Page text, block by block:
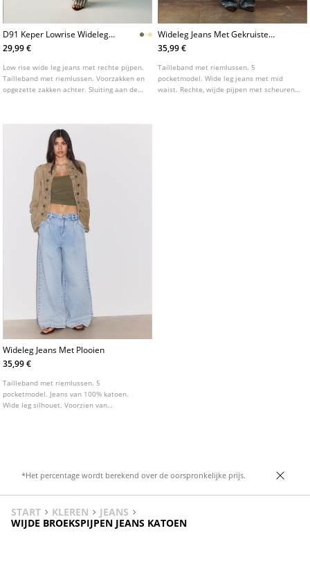
D91 Keper Lowrise Wideleg
Jeans
29,99 €
Low rise wide leg jeans met rechte pijpen.
Tailleband met riemlussen. Voorzakken en
opgezette zakken achter. Sluiting aan de
Wideleg Jeans Met Gekruiste
Taille
35,99 €
Tailleband met riemlussen. 5
pocketmodel. Wide leg jeans met mid
waist. Rechte, wijde pijpen met scheuren.
Wideleg Jeans Met Plooien
35,99 €
Tailleband met riemlussen. 5
pocketmodel. Jeans van 100% katoen.
Wide leg silhouet. Voorzien van
*Het percentage wordt berekend over de oorspronkelijke prijs.
START KLEREN
JEANS
WIJDE BROEKSPIJPEN JEANS KATOEN